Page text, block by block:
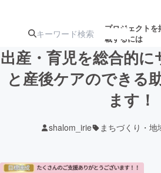
プロジェクトを
載するには
注目の新着プロ 募
出産・育児を総合的
と産後ケアのできる
ます！
shalom_irie まちづくり・地